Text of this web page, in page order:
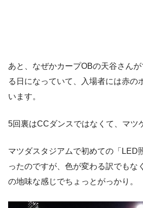
あと、なぜかカープOBの天谷さん
る日になっていて、入場者には赤の
います。
5回裏はCCダンスではなくて、マツ
マツダスタジアムで初めての「LED
ったのですが、色が変わる訳でもな
の地味な感じでちょっとがっかり。